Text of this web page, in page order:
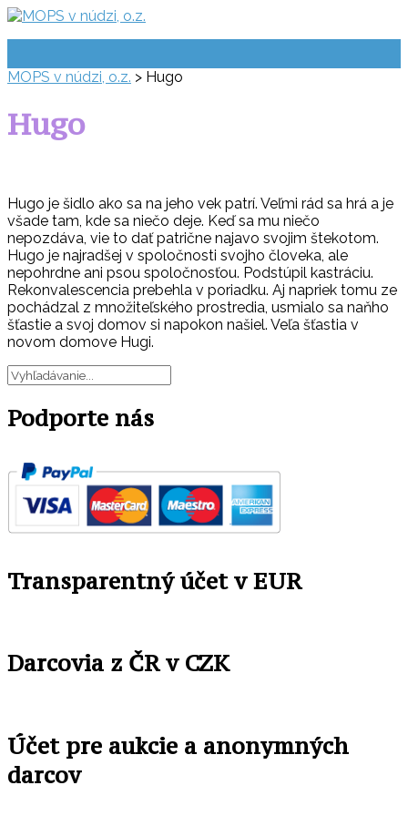
Prejsť
MOPS v núdzi, o.z. > Hugo
Hugo
Hugo je šidlo ako sa na jeho vek patrí. Veľmi rád sa hrá a je
všade tam, kde sa niečo deje. Keď sa mu niečo
nepozdáva, vie to dať patrične najavo svojim štekotom.
Hugo je najradšej v spoločnosti svojho človeka, ale
nepohrdne ani psou spoločnosťou. Podstúpil kastráciu.
Rekonvalescencia prebehla v poriadku. Aj napriek tomu ze
pochádzal z množiteľského prostredia, usmialo sa naňho
šťastie a svoj domov si napokon našiel. Veľa šťastia v
novom domove Hugi.
Podporte nás
Transparentný účet v EUR
Darcovia z ČR v CZK
Účet pre aukcie a anonymných
darcov